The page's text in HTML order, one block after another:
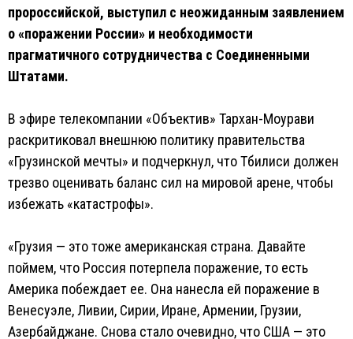
пророссийской, выступил с неожиданным заявлением
о «поражении России» и необходимости
прагматичного сотрудничества с Соединенными
Штатами.
В эфире телекомпании «Объектив» Тархан-Моурави
раскритиковал внешнюю политику правительства
«Грузинской мечты» и подчеркнул, что Тбилиси должен
трезво оценивать баланс сил на мировой арене, чтобы
избежать «катастрофы».
«Грузия — это тоже американская страна. Давайте
поймем, что Россия потерпела поражение, то есть
Америка побеждает ее. Она нанесла ей поражение в
Венесуэле, Ливии, Сирии, Иране, Армении, Грузии,
Азербайджане. Снова стало очевидно, что США — это